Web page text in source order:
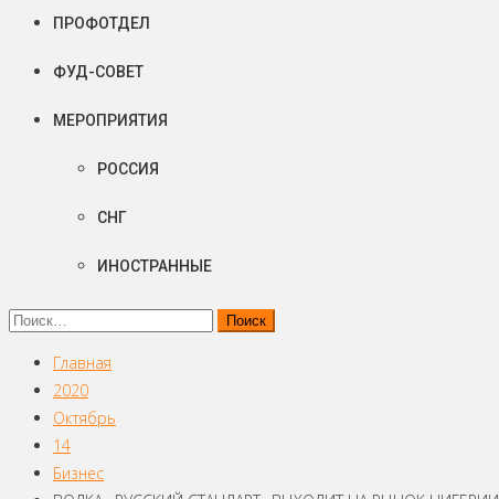
ПРОФОТДЕЛ
ФУД-СОВЕТ
МЕРОПРИЯТИЯ
РОССИЯ
СНГ
ИНОСТРАННЫЕ
Найти:
Главная
2020
Октябрь
14
Бизнес